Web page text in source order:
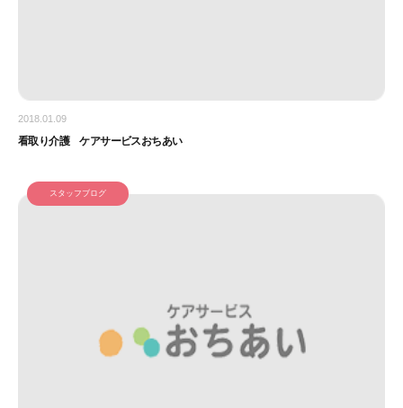
2018.01.09
看取り介護 ケアサービスおちあい
スタッフブログ